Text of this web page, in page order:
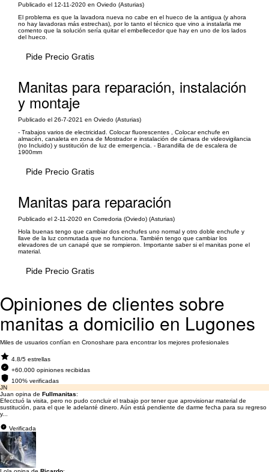
Publicado el 12-11-2020 en Oviedo (Asturias)
El problema es que la lavadora nueva no cabe en el hueco de la antigua (y ahora
no hay lavadoras más estrechas), por lo tanto el técnico que vino a instalarla me
comento que la solución sería quitar el embellecedor que hay en uno de los lados
del hueco.
Pide Precio Gratis
Manitas para reparación, instalación
y montaje
Publicado el 26-7-2021 en Oviedo (Asturias)
- Trabajos varios de electricidad. Colocar fluorescentes , Colocar enchufe en
almacén, canaleta en zona de Mostrador e instalación de cámara de videovigilancia
(no Incluido) y sustitución de luz de emergencia. - Barandilla de de escalera de
1900mm
Pide Precio Gratis
Manitas para reparación
Publicado el 2-11-2020 en Corredoria (Oviedo) (Asturias)
Hola buenas tengo que cambiar dos enchufes uno normal y otro doble enchufe y
llave de la luz conmutada que no funciona. También tengo que cambiar los
elevadores de un canapé que se rompieron. Importante saber si el manitas pone el
material.
Pide Precio Gratis
Opiniones de clientes sobre
manitas a domicilio en Lugones
Miles de usuarios confían en Cronoshare para encontrar los mejores profesionales
4.8/5 estrellas
+60.000 opiniones recibidas
100% verificadas
JN
Juan opina de Fullmanitas:
Efecctuó la visita, pero no pudo concluir el trabajo por tener que aprovisionar material de
sustitución, para el que le adelanté dinero. Aún está pendiente de darme fecha para su regreso
y...
Verificada